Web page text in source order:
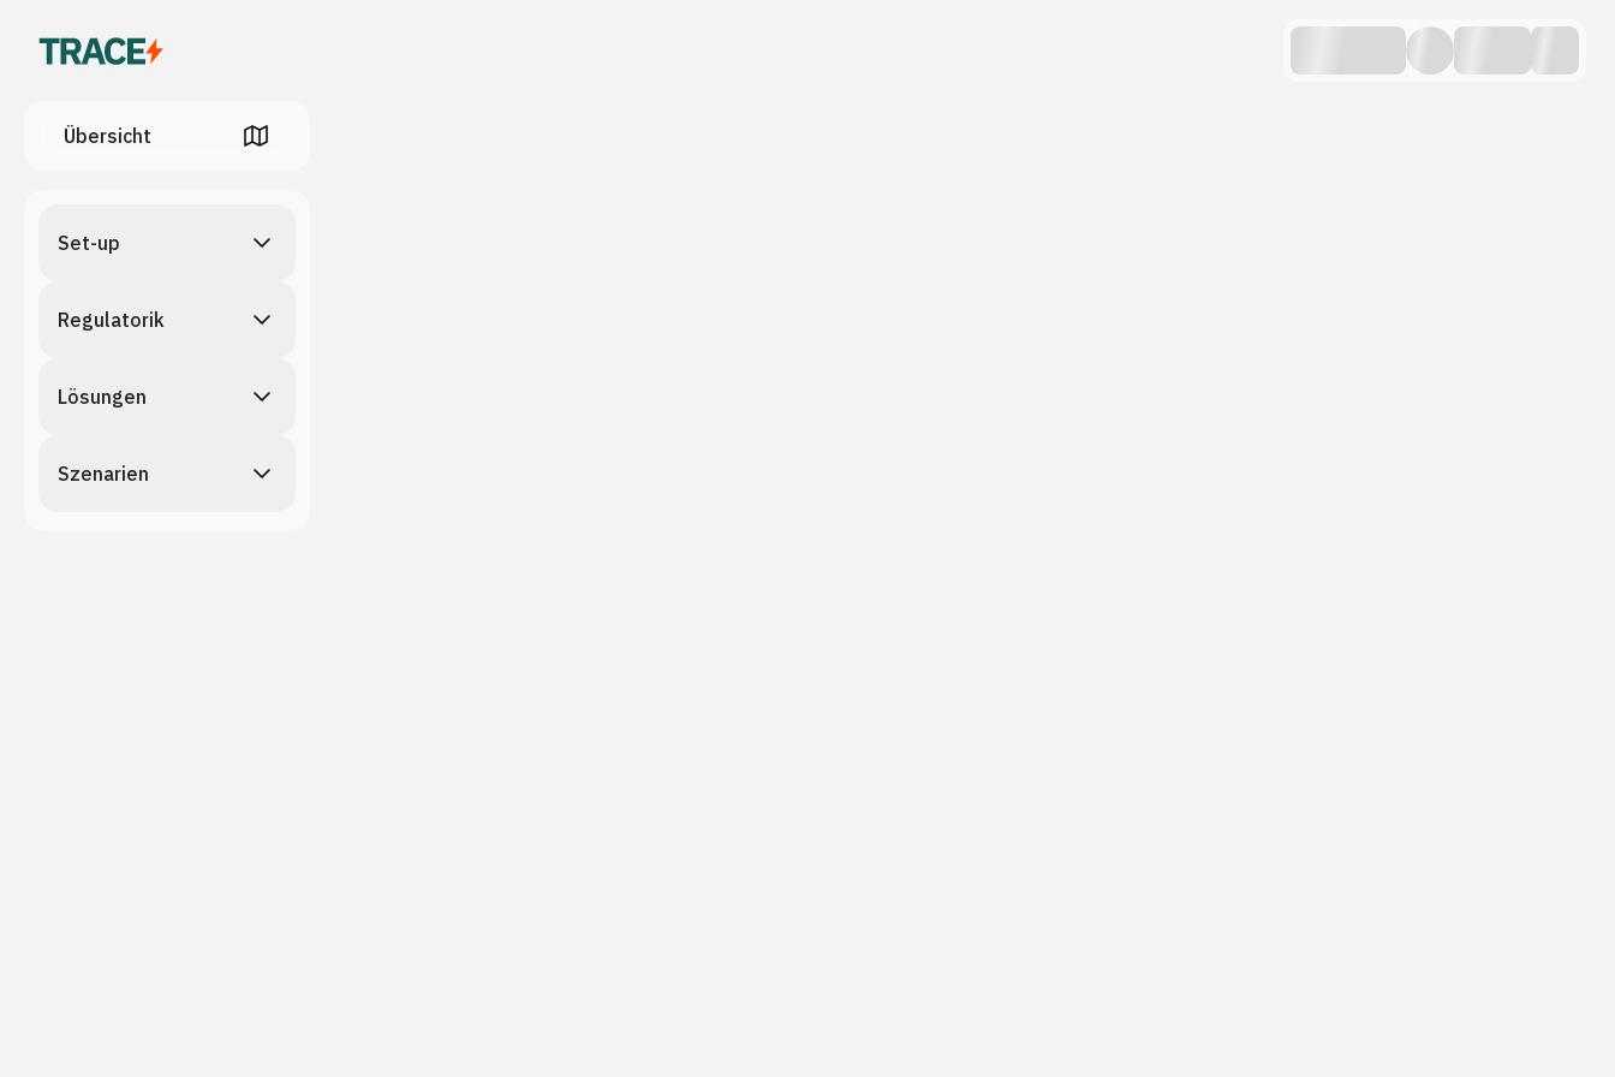
Übersicht
Set-up
Regulatorik
Lösungen
Szenarien